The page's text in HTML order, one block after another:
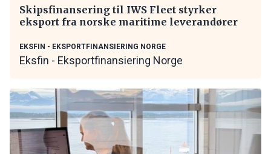
Skipsfinansering til IWS Fleet styrker
eksport fra norske maritime leverandører
EKSFIN - EKSPORTFINANSIERING NORGE
Eksfin - Eksportfinansiering Norge